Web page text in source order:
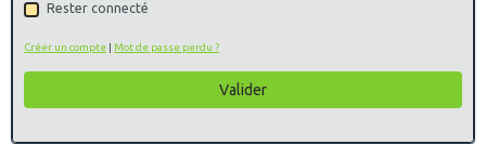
Rester connecté
Créer un compte | Mot de passe perdu ?
Valider